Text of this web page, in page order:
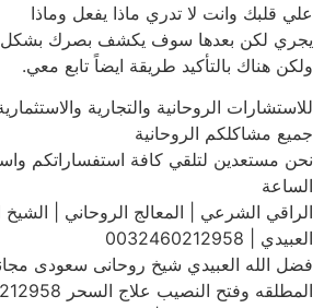
علي قلبك وانت لا تدري ماذا يفعل وماذا
يجري لكن بعدها سوف يكشف بصرك بشكل
ولكن هناك بالتأكيد طريقة ايضاً تابع معي.
للاستشارات الروحانية والتجارية
جميع مشاكلكم الروحانية
نحن مستعدين لتلقي كافة استفساراتكم
الساعة
الراقي الشرعي | المعالج الروحاني |
العبيدي | 0032460212958
فضل الله العبيدي شيخ روحانى سعودى
المطلقه وفتح النصيب علاج السحر 0032460212958